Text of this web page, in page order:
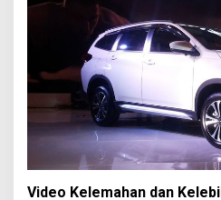
Video Kelemahan dan